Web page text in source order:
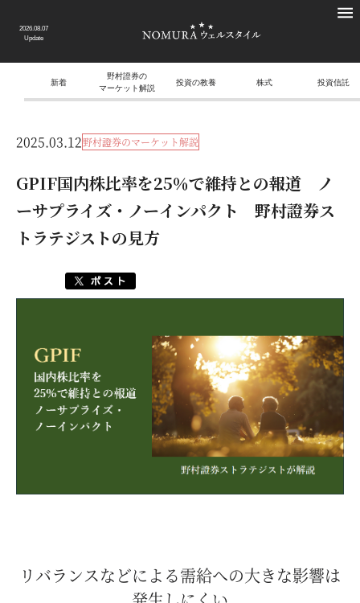
2026.08.07
Update
新着
野村證券の
マーケット解説
投資の教養 株式 投資信託
2025.03.12野村證券のマーケット解説
GPIF国内株比率を25％で維持との報道 ノ
ーサプライズ・ノーインパクト 野村證券ス
トラテジストの見方
リバランスなどによる需給への大きな影響は